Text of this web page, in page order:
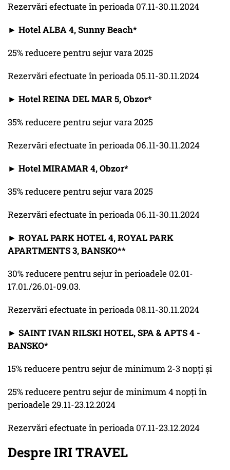
Rezervări efectuate în perioada 07.11-30.11.2024
► Hotel ALBA 4, Sunny Beach*
25% reducere pentru sejur vara 2025
Rezervări efectuate în perioada 05.11-30.11.2024
► Hotel REINA DEL MAR 5, Obzor*
35% reducere pentru sejur vara 2025
Rezervări efectuate în perioada 06.11-30.11.2024
► Hotel MIRAMAR 4, Obzor*
35% reducere pentru sejur vara 2025
Rezervări efectuate în perioada 06.11-30.11.2024
► ROYAL PARK HOTEL 4, ROYAL PARK
APARTMENTS 3, BANSKO**
30% reducere pentru sejur în perioadele 02.01-
17.01./26.01-09.03.
Rezervări efectuate în perioada 08.11-30.11.2024
► SAINT IVAN RILSKI HOTEL, SPA & APTS 4 -
BANSKO*
15% reducere pentru sejur de minimum 2-3 nopți și
25% reducere pentru sejur de minimum 4 nopți în
perioadele 29.11-23.12.2024
Rezervări efectuate în perioada 07.11-23.12.2024
Despre IRI TRAVEL